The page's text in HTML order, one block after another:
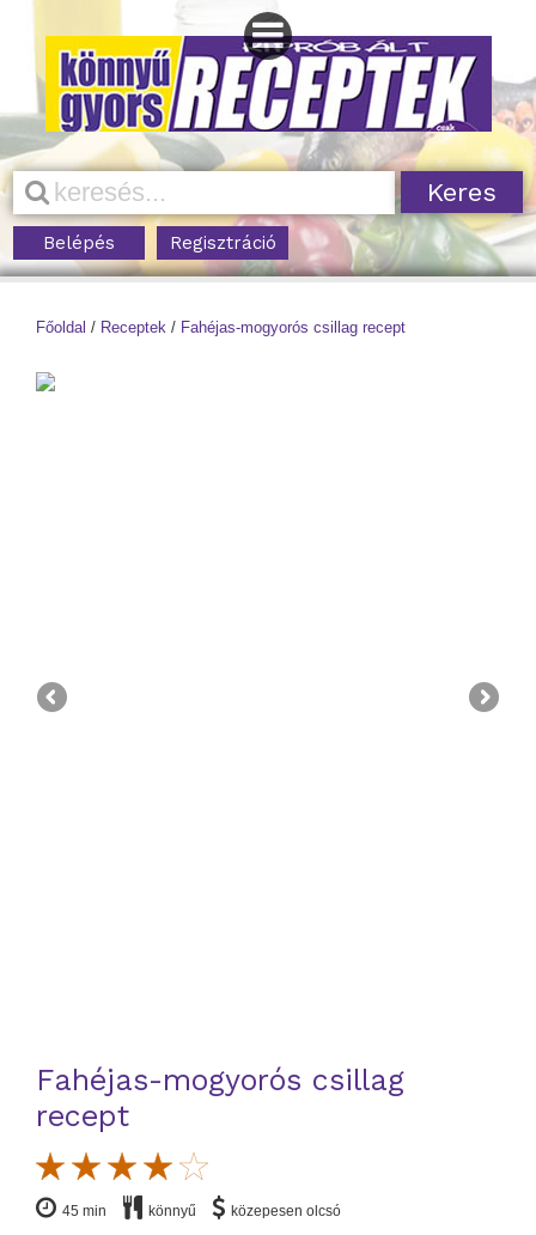
Belépés Regisztráció
Főoldal / Receptek / Fahéjas-mogyorós csillag recept
Fahéjas-mogyorós csillag
recept
45 min könnyű közepesen olcsó